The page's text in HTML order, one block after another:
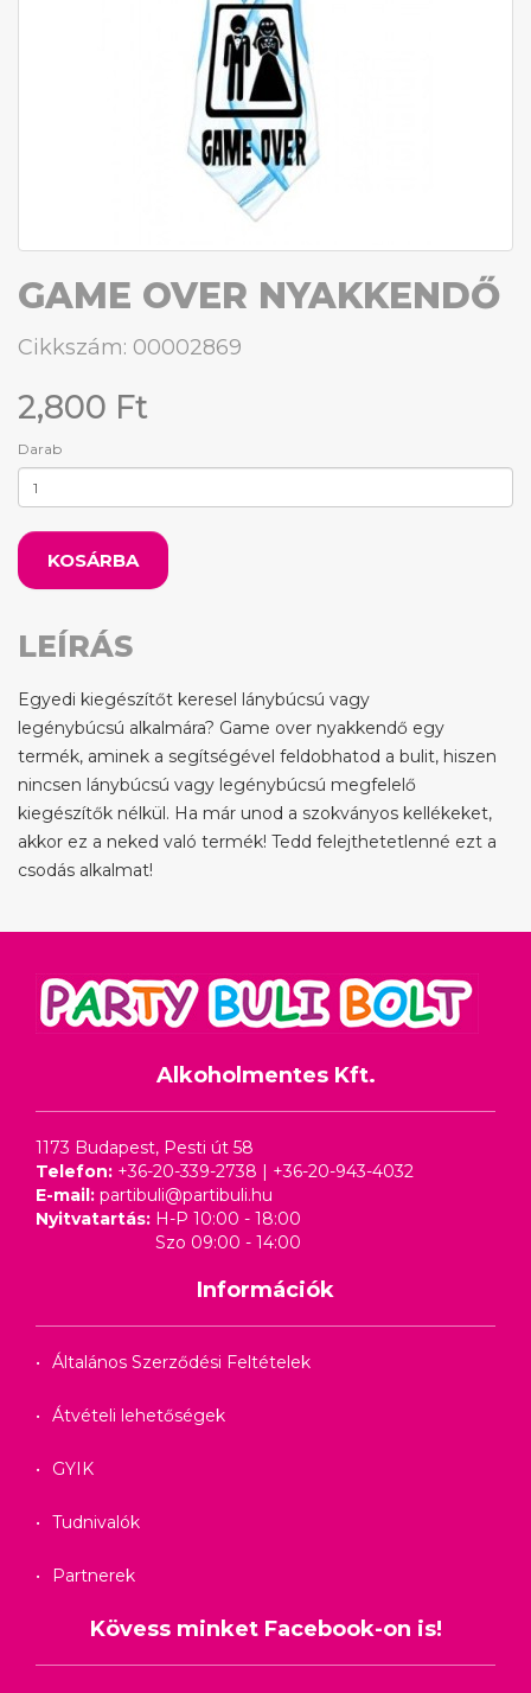
GAME OVER NYAKKENDŐ
Cikkszám: 00002869
2,800 Ft
Darab
KOSÁRBA
LEÍRÁS
Egyedi kiegészítőt keresel lánybúcsú vagy
legénybúcsú alkalmára? Game over nyakkendő egy
termék, aminek a segítségével feldobhatod a bulit, hiszen
nincsen lánybúcsú vagy legénybúcsú megfelelő
kiegészítők nélkül. Ha már unod a szokványos kellékeket,
akkor ez a neked való termék! Tedd felejthetetlenné ezt a
csodás alkalmat!
Alkoholmentes Kft.
1173 Budapest, Pesti út 58
Telefon: +36-20-339-2738 | +36-20-943-4032
E-mail: partibuli@partibuli.hu
Nyitvatartás: H-P 10:00 - 18:00
Szo 09:00 - 14:00
Információk
Általános Szerződési Feltételek
Átvételi lehetőségek
GYIK
Tudnivalók
Partnerek
Kövess minket Facebook-on is!